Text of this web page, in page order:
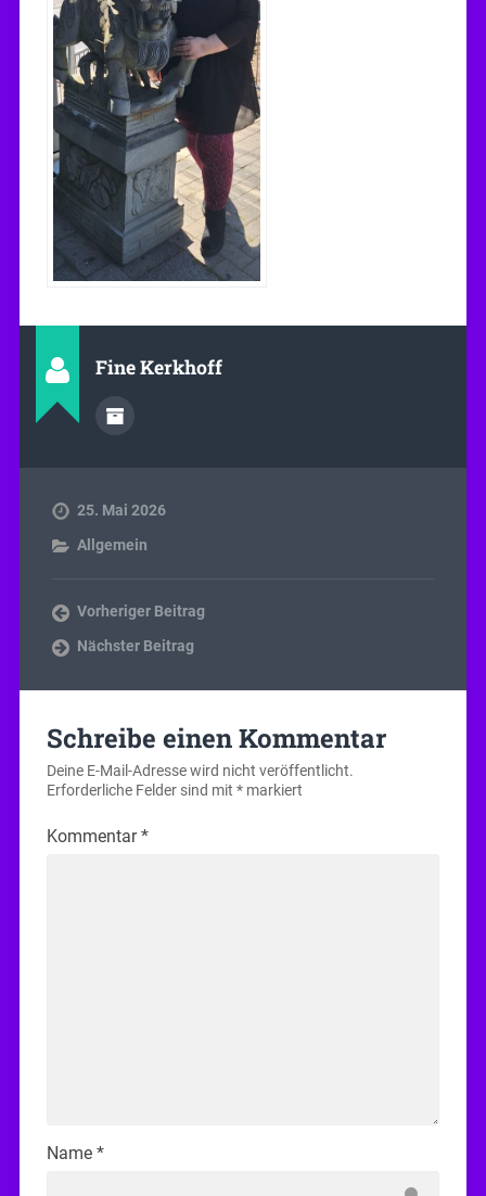
Fine Kerkhoff
25. Mai 2026
Allgemein
Vorheriger Beitrag
Nächster Beitrag
Schreibe einen Kommentar
Deine E-Mail-Adresse wird nicht veröffentlicht.
Erforderliche Felder sind mit *markiert
Kommentar*
Name *